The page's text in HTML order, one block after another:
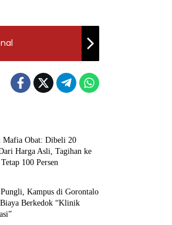
Mafia Obat: Dibeli 20
Harga Asli, Tagihan ke
100 Persen
Pilihan
Kampus di Gorontalo
Berkedok “Klinik